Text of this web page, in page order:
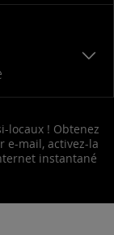
locaux ! Obtenez
e-mail, activez-la
instantané